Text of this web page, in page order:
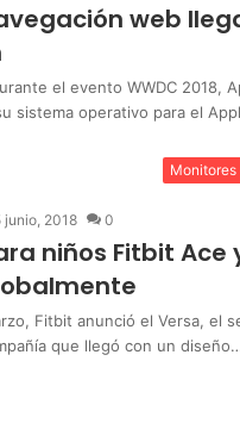
web
el evento WWDC 2018,
sistema operativo para el
junio, 2018 0
niños Fitbit Ace
Fitbit anunció el Versa, el
que llegó con un